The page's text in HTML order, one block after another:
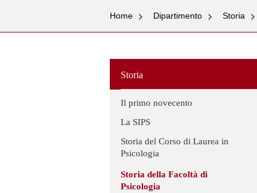
Home Dipartimento Storia
Storia
Il primo novecento
La SIPS
Storia del Corso di Laurea in
Psicologia
Storia della Facoltà di
Psicologia